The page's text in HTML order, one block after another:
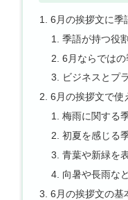
6月の挨拶文に季
季語が持つ役
6月ならでは
ビジネスとプ
6月の挨拶文で使
梅雨に関する
初夏を感じる
青葉や新緑を
向暑や長雨な
6月の挨拶文の基